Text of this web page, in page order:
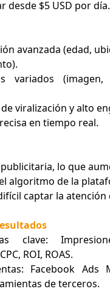
desde $5 USD por día.
avanzada (edad,
variados (imagen,
viralización y alto
en tiempo real.
lo que
algoritmo de la
captar la atención
clave:
ROI, ROAS.
Facebook Ads
de terceros.